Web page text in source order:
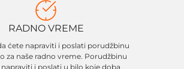
RADNO VREME
ćete napraviti i poslati porudžbinu
za naše radno vreme. Porudžbinu
i poslati u bilo koje doba